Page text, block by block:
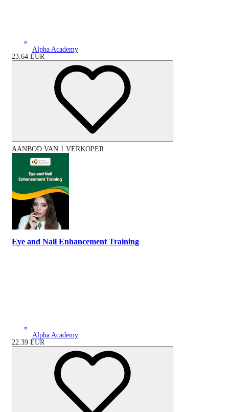
Alpha Academy
23.64 EUR
AANBOD VAN 1 VERKOPER
Eye and Nail Enhancement Training
Alpha Academy
22.39 EUR